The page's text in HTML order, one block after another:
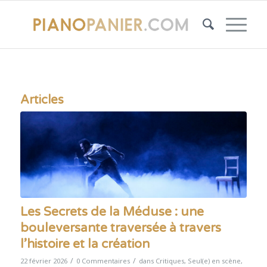
Articles
Les Secrets de la Méduse : une
bouleversante traversée à travers
l’histoire et la création
22 février 2026 / 0 Commentaires / dans Critiques, Seul(e) en scène,